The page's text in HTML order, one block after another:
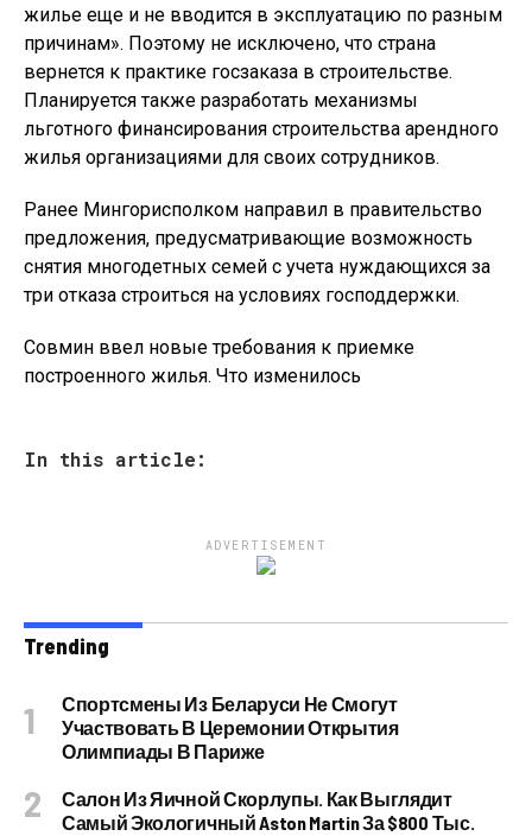
жилье еще и не вводится в эксплуатацию по разным
причинам». Поэтому не исключено, что страна
вернется к практике госзаказа в строительстве.
Планируется также разработать механизмы
льготного финансирования строительства арендного
жилья организациями для своих сотрудников.
Ранее Мингорисполком направил в правительство
предложения, предусматривающие возможность
снятия многодетных семей с учета нуждающихся за
три отказа строиться на условиях господдержки.
Совмин ввел новые требования к приемке
построенного жилья. Что изменилось
In this article:
ADVERTISEMENT
Trending
Спортсмены Из Беларуси Не Смогут
Участвовать В Церемонии Открытия
Олимпиады В Париже
Салон Из Яичной Скорлупы. Как Выглядит
Самый Экологичный Aston Martin За $800 Тыс.